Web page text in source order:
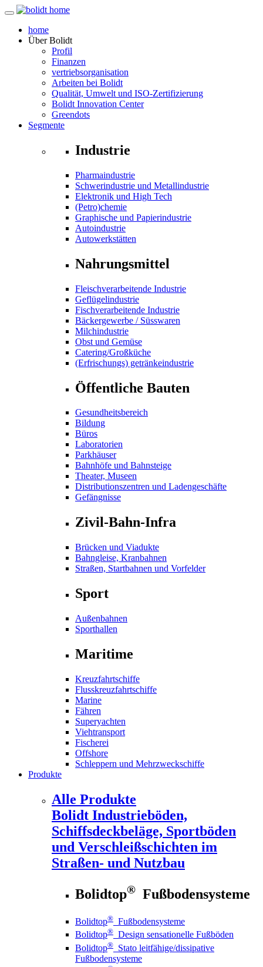
home
ÜberBolidt
Profil
Finanzen
vertriebsorganisation
Arbeiten bei Bolidt
Qualität, Umwelt und ISO-Zertifizierung
Bolidt Innovation Center
Greendots
Segmente
Industrie
Pharmaindustrie
Schwerindustrie und Metallindustrie
Elektronik und High Tech
(Petro)chemie
Graphische und Papierindustrie
Autoindustrie
Autowerkstätten
Nahrungsmittel
Fleischverarbeitende Industrie
Geflügelindustrie
Fischverarbeitende Industrie
Bäckergewerbe / Süsswaren
Milchindustrie
Obst und Gemüse
Catering/Großküche
(Erfrischungs) getränkeindustrie
Öffentliche Bauten
Gesundheitsbereich
Bildung
Büros
Laboratorien
Parkhäuser
Bahnhöfe und Bahnsteige
Theater, Museen
Distributionszentren und Ladengeschäfte
Gefängnisse
Zivil-Bahn-Infra
Brücken und Viadukte
Bahngleise, Kranbahnen
Straßen, Startbahnen und Vorfelder
Sport
Außenbahnen
Sporthallen
Maritime
Kreuzfahrtschiffe
Flusskreuzfahrtschiffe
Marine
Fähren
Superyachten
Viehtransport
Fischerei
Offshore
Schleppern und Mehrzweckschiffe
Produkte
Alle Produkte
Bolidt Industrieböden,
Schiffsdeckbeläge, Sportböden
und Verschleißschichten im
Straßen- und Nutzbau
Bolidtop® Fußbodensysteme
Bolidtop® Fußbodensysteme
Bolidtop® Design sensationelle Fußböden
Bolidtop® Stato leitfähige/dissipative
Fußbodensysteme